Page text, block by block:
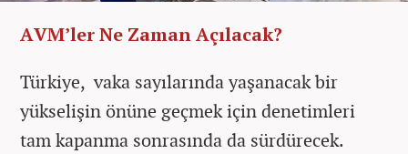
AVM’ler Ne Zaman Açılacak?
Türkiye, vaka sayılarında yaşanacak bir
yükselişin önüne geçmek için denetimleri
tam kapanma sonrasında da sürdürecek.